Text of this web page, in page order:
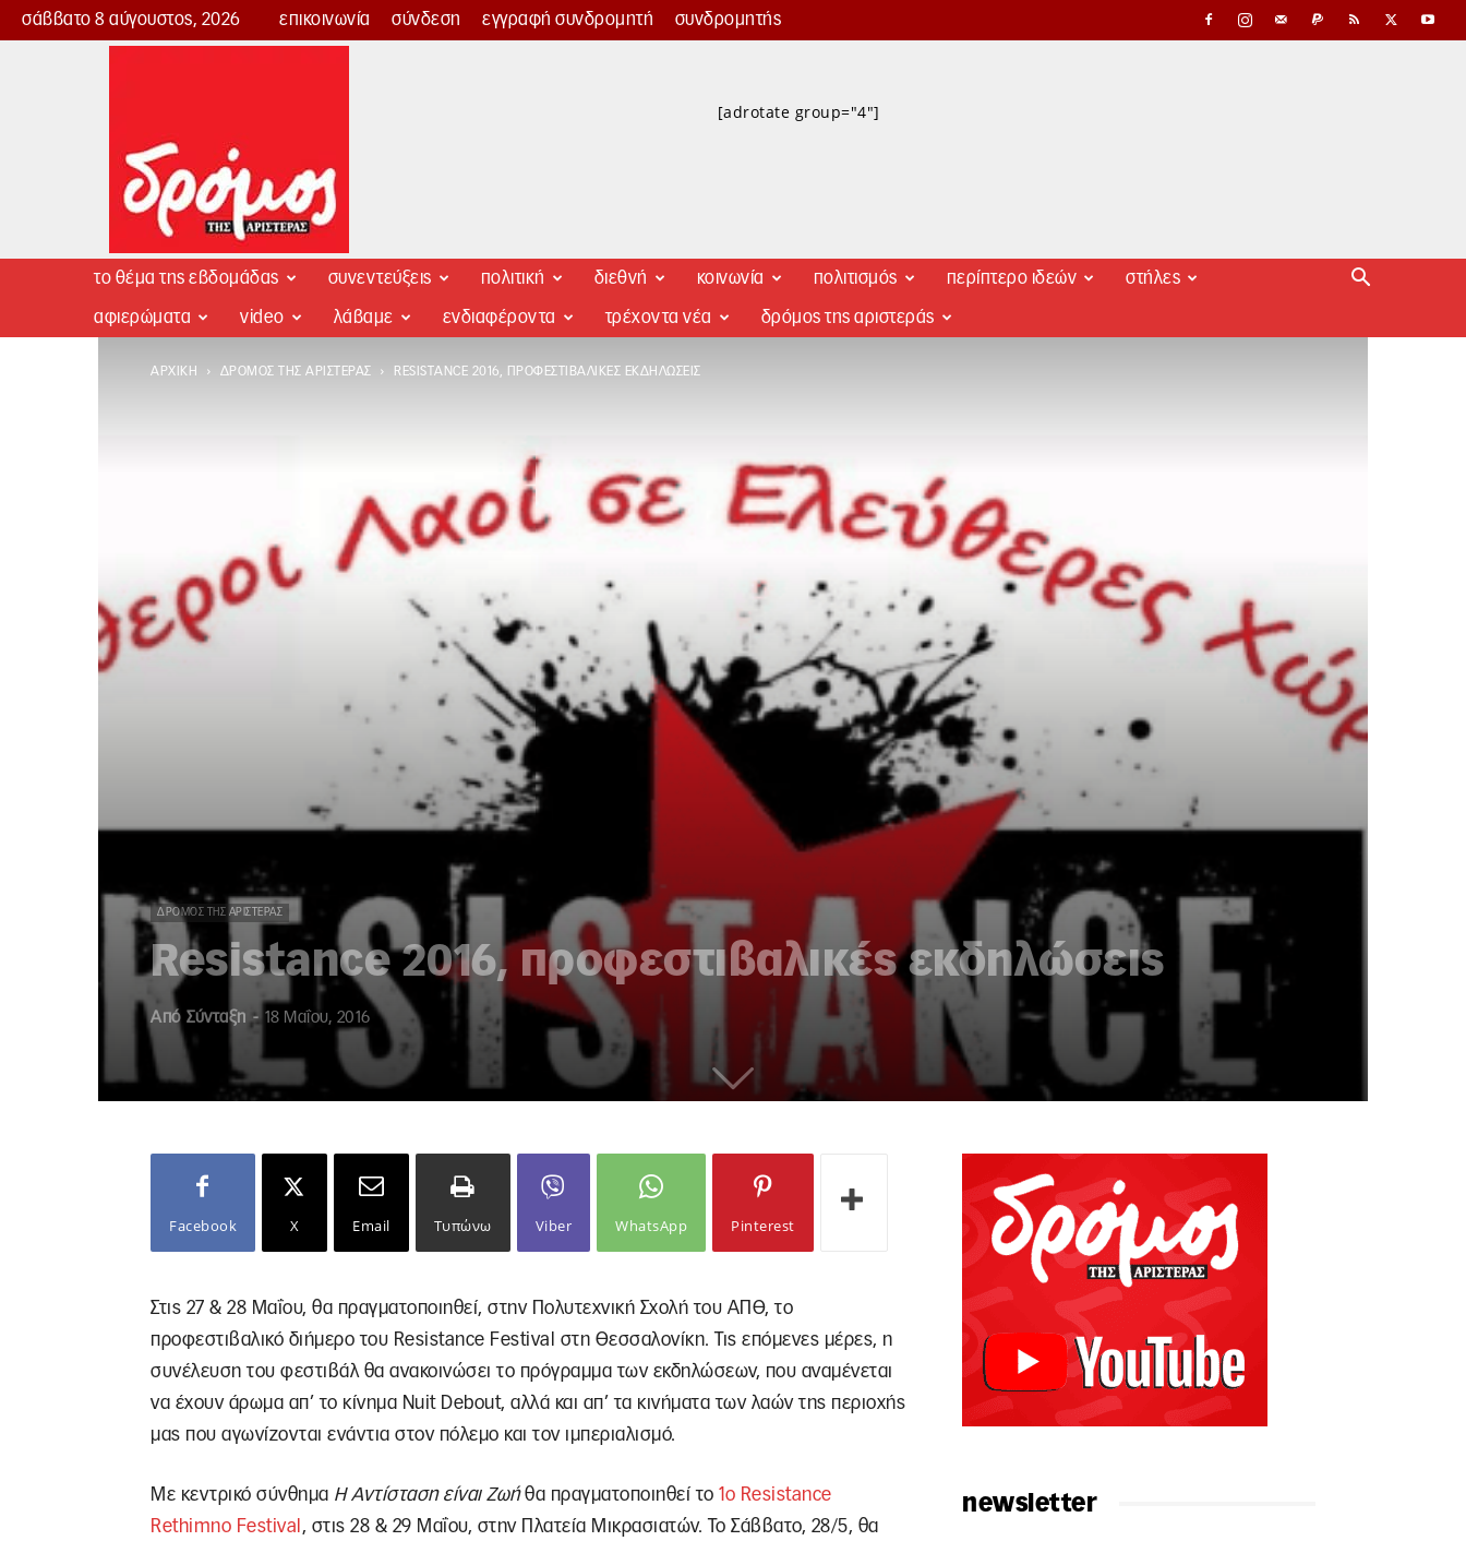
σάββατο 8 αύγουστος, 2026 επικοινωνία σύνδεση εγγραφή συνδρομητή συνδρομητής
Δρόμος
[adrotate group="4"]
το θέμα της εβδομάδας συνεντεύξεις πολιτική διεθνή κοινωνία πολιτισμός περίπτερο ιδεών στήλες
αφιερώματα video λάβαμε ενδιαφέροντα τρέχοντα νέα δρόμος της αριστεράς
ΑΡΧΙΚΉ ΔΡΌΜΟΣ ΤΗΣ ΑΡΙΣΤΕΡΆΣ RESISTANCE 2016, ΠΡΟΦΕΣΤΙΒΑΛΙΚΈΣ ΕΚΔΗΛΏΣΕΙΣ
ΔΡΌΜΟΣ ΤΗΣ ΑΡΙΣΤΕΡΆΣ
Resistance 2016, προφεστιβαλικές εκδηλώσεις
Από Σύνταξη - 18 Μαΐου, 2016
Facebook X Email Τυπώνω Viber WhatsApp Pinterest
Στις 27 & 28 Μαΐου, θα πραγματοποιηθεί, στην Πολυτεχνική Σχολή του ΑΠΘ, το
προφεστιβαλικό διήμερο του Resistance Festival στη Θεσσαλονίκη. Τις επόμενες μέρες, η
συνέλευση του φεστιβάλ θα ανακοινώσει το πρόγραμμα των εκδηλώσεων, που αναμένεται
να έχουν άρωμα απ’ το κίνημα Nuit Debout, αλλά και απ’ τα κινήματα των λαών της περιοχής
μας που αγωνίζονται ενάντια στον πόλεμο και τον ιμπεριαλισμό.
Με κεντρικό σύνθημα Η Αντίσταση είναι Ζωήθα πραγματοποιηθεί το 1o Resistance
Rethimno Festival , στις 28 & 29 Μαΐου, στην Πλατεία Μικρασιατών. Το Σάββατο, 28/5, θα
newsletter